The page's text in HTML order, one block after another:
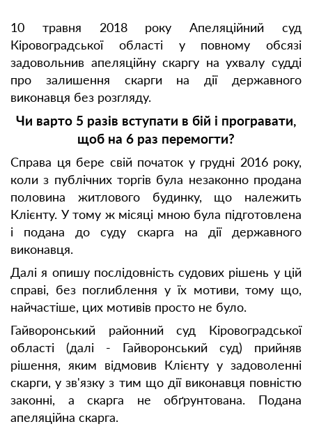
10 травня 2018 року Апеляційний суд
Кіровоградської області у повному обсязі
задовольнив апеляційну скаргу на ухвалу судді
про залишення скарги на дії державного
виконавця без розгляду.
Чи варто 5 разів вступати в бій і програвати,
щоб на 6 раз перемогти?
Справа ця бере свій початок у грудні 2016 року,
коли з публічних торгів була незаконно продана
половина житлового будинку, що належить
Клієнту. У тому ж місяці мною була підготовлена
і подана до суду скарга на дії державного
виконавця.
Далі я опишу послідовність судових рішень у цій
справі, без поглиблення у їх мотиви, тому що,
найчастіше, цих мотивів просто не було.
Гайворонський районний суд Кіровоградської
області (далі - Гайворонський суд) прийняв
рішення, яким відмовив Клієнту у задоволенні
скарги, у зв'язку з тим що дії виконавця повністю
законні, а скарга не обґрунтована. Подана
апеляційна скарга.